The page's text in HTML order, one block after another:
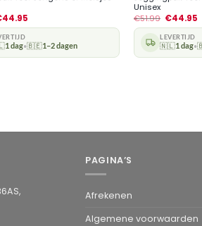
44.95
1 dag•🇧🇪1–2 dagen
Unisex
€51.99 €44.95
LEVERTIJD
🇳🇱1 dag•
PAGINA’S
Afrekenen
Algemene voorwaarden